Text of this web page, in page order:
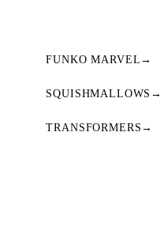
FUNKO MARVEL →
SQUISHMALLOWS →
TRANSFORMERS →